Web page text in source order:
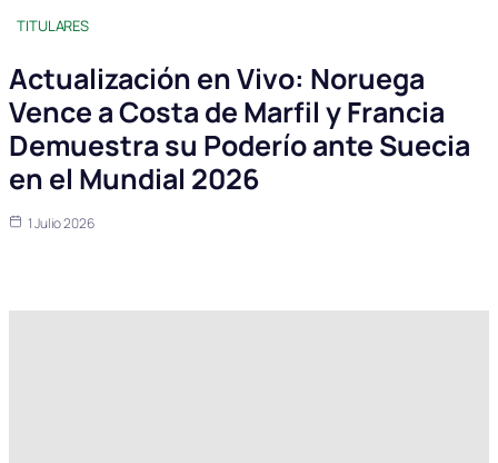
TITULARES
Actualización en Vivo: Noruega
Vence a Costa de Marfil y Francia
Demuestra su Poderío ante Suecia
en el Mundial 2026
1 Julio 2026